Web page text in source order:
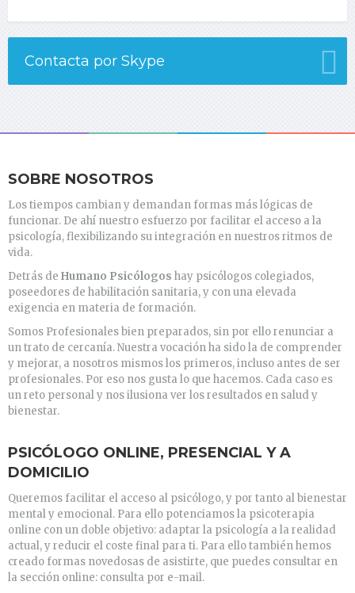
Contacta por Skype
SOBRE NOSOTROS
Los tiempos cambian y demandan formas más lógicas de
funcionar. De ahí nuestro esfuerzo por facilitar el acceso a la
psicología, flexibilizando su integración en nuestros ritmos de
vida.
Detrás de Humano Psicólogos hay psicólogos colegiados,
poseedores de habilitación sanitaria, y con una elevada
exigencia en materia de formación.
Somos Profesionales bien preparados, sin por ello renunciar a
un trato de cercanía. Nuestra vocación ha sido la de comprender
y mejorar, a nosotros mismos los primeros, incluso antes de ser
profesionales. Por eso nos gusta lo que hacemos. Cada caso es
un reto personal y nos ilusiona ver los resultados en salud y
bienestar.
PSICÓLOGO ONLINE, PRESENCIAL Y A
DOMICILIO
Queremos facilitar el acceso al psicólogo, y por tanto al bienestar
mental y emocional. Para ello potenciamos la psicoterapia
online con un doble objetivo: adaptar la psicología a la realidad
actual, y reducir el coste final para ti. Para ello también hemos
creado formas novedosas de asistirte, que puedes consultar en
la sección online: consulta por e-mail.